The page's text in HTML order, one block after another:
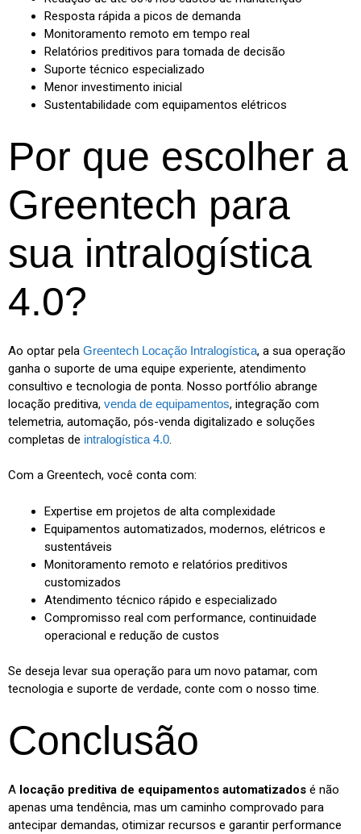
Resposta rápida a picos de demanda
Monitoramento remoto em tempo real
Relatórios preditivos para tomada de decisão
Suporte técnico especializado
Menor investimento inicial
Sustentabilidade com equipamentos elétricos
Por que escolher a
Greentech para
sua intralogística
4.0?
Ao optar pela Greentech Locação Intralogística, a sua operação
ganha o suporte de uma equipe experiente, atendimento
consultivo e tecnologia de ponta. Nosso portfólio abrange
locação preditiva, venda de equipamentos, integração com
telemetria, automação, pós-venda digitalizado e soluções
completas de intralogística 4.0.
Com a Greentech, você conta com:
Expertise em projetos de alta complexidade
Equipamentos automatizados, modernos, elétricos e
sustentáveis
Monitoramento remoto e relatórios preditivos
customizados
Atendimento técnico rápido e especializado
Compromisso real com performance, continuidade
operacional e redução de custos
Se deseja levar sua operação para um novo patamar, com
tecnologia e suporte de verdade, conte com o nosso time.
Conclusão
A locação preditiva de equipamentos automatizados é não
apenas uma tendência, mas um caminho comprovado para
antecipar demandas, otimizar recursos e garantir performance